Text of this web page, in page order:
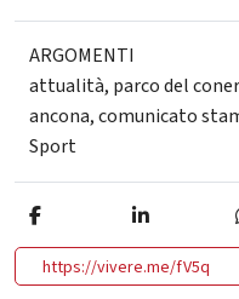
ARGOMENTI
attualità, parco del
ancona,comunicato
Sport
https://vivere.me/fV5q